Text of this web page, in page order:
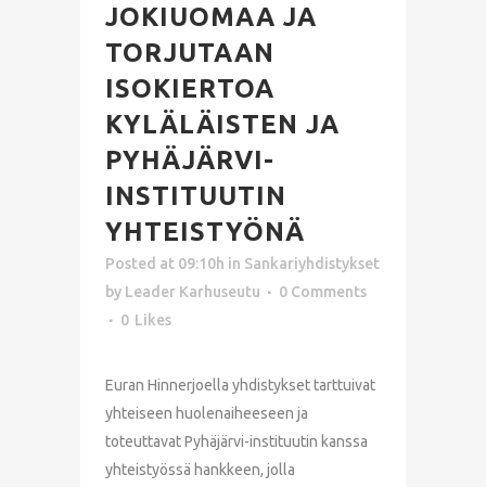
JOKIUOMAA JA
TORJUTAAN
ISOKIERTOA
KYLÄLÄISTEN JA
PYHÄJÄRVI-
INSTITUUTIN
YHTEISTYÖNÄ
Posted at 09:10h in Sankariyhdistykset
by Leader Karhuseutu
0 Comments
0 Likes
Euran Hinnerjoella yhdistykset tarttuivat
yhteiseen huolenaiheeseen ja
toteuttavat Pyhäjärvi-instituutin kanssa
yhteistyössä hankkeen, jolla